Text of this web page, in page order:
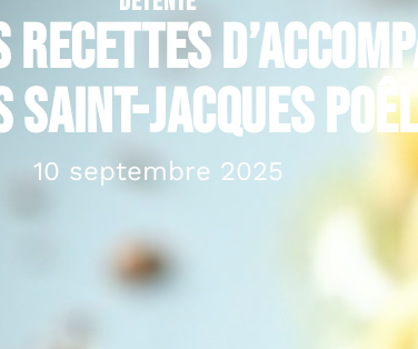
saint-jacques
10 septembre 2025